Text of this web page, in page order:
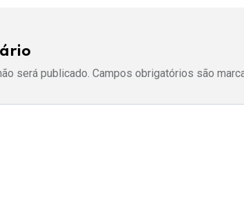
será publicado. Campos obrigatórios são